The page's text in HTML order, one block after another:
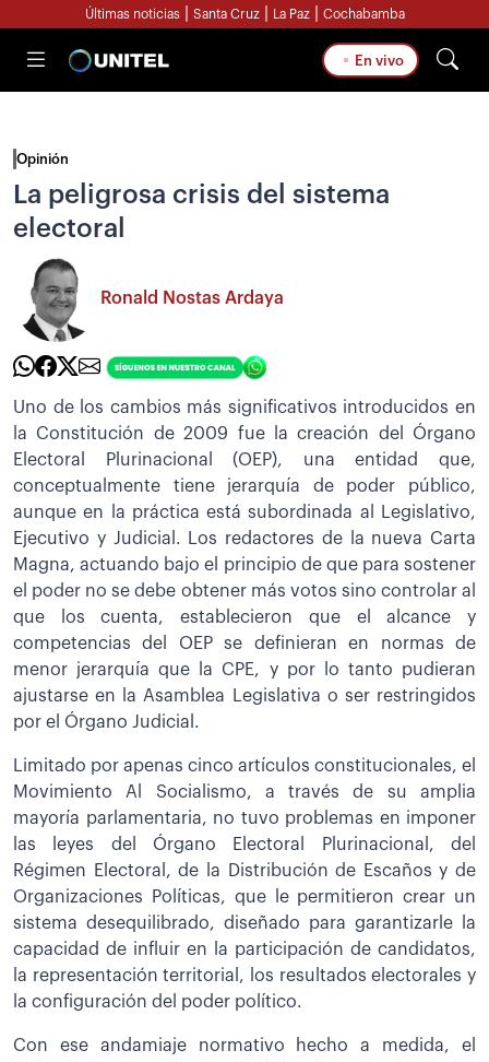
Últimas noticias Santa Cruz La Paz Cochabamba
En vivo
Opinión
La peligrosa crisis del sistema
electoral
Ronald Nostas Ardaya
Uno de los cambios más significativos introducidos en
la Constitución de 2009 fue la creación del Órgano
Electoral Plurinacional (OEP), una entidad que,
conceptualmente tiene jerarquía de poder público,
aunque en la práctica está subordinada al Legislativo,
Ejecutivo y Judicial. Los redactores de la nueva Carta
Magna, actuando bajo el principio de que para sostener
el poder no se debe obtener más votos sino controlar al
que los cuenta, establecieron que el alcance y
competencias del OEP se definieran en normas de
menor jerarquía que la CPE, y por lo tanto pudieran
ajustarse en la Asamblea Legislativa o ser restringidos
por el Órgano Judicial.
Limitado por apenas cinco artículos constitucionales, el
Movimiento Al Socialismo, a través de su amplia
mayoría parlamentaria, no tuvo problemas en imponer
las leyes del Órgano Electoral Plurinacional, del
Régimen Electoral, de la Distribución de Escaños y de
Organizaciones Políticas, que le permitieron crear un
sistema desequilibrado, diseñado para garantizarle la
capacidad de influir en la participación de candidatos,
la representación territorial, los resultados electorales y
la configuración del poder político.
Con ese andamiaje normativo hecho a medida, el